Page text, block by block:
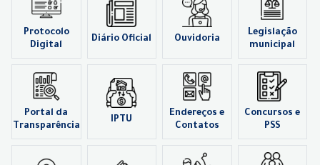
Protocolo
Digital
Diário Oficial Ouvidoria
Legislação
municipal
Portal da
Transparência
IPTU
Endereços e
Contatos
Concursos e
PSS